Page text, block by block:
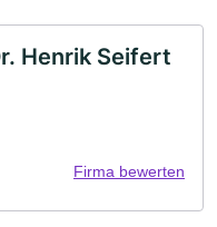
Henrik Seifert
Firma bewerten